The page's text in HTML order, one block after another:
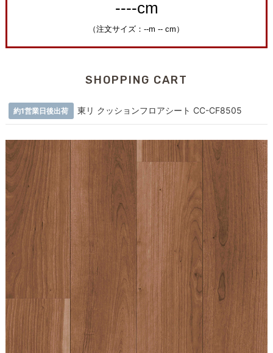
SHOPPING CART
約1営業日後出荷 東リ クッションフロアシート CC-CF8505